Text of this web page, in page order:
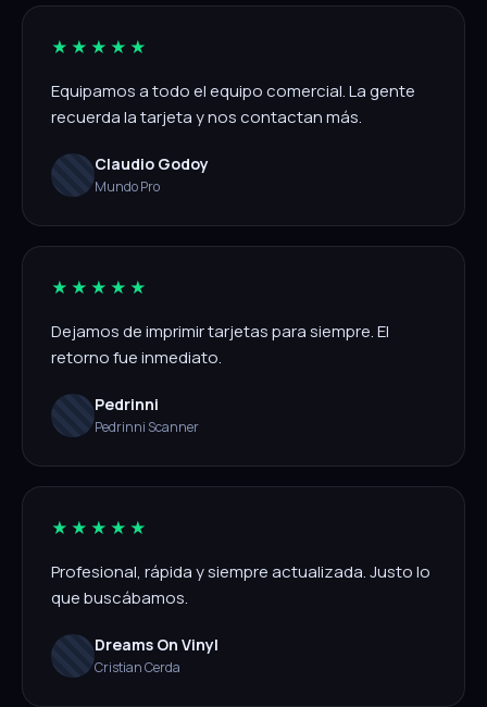
★★★★★
Equipamos a todo el equipo comercial. La gente
recuerda la tarjeta y nos contactan más.
Claudio Godoy
Mundo Pro
★★★★★
Dejamos de imprimir tarjetas para siempre. El
retorno fue inmediato.
Pedrinni
Pedrinni Scanner
★★★★★
Profesional, rápida y siempre actualizada. Justo lo
que buscábamos.
Dreams On Vinyl
Cristian Cerda